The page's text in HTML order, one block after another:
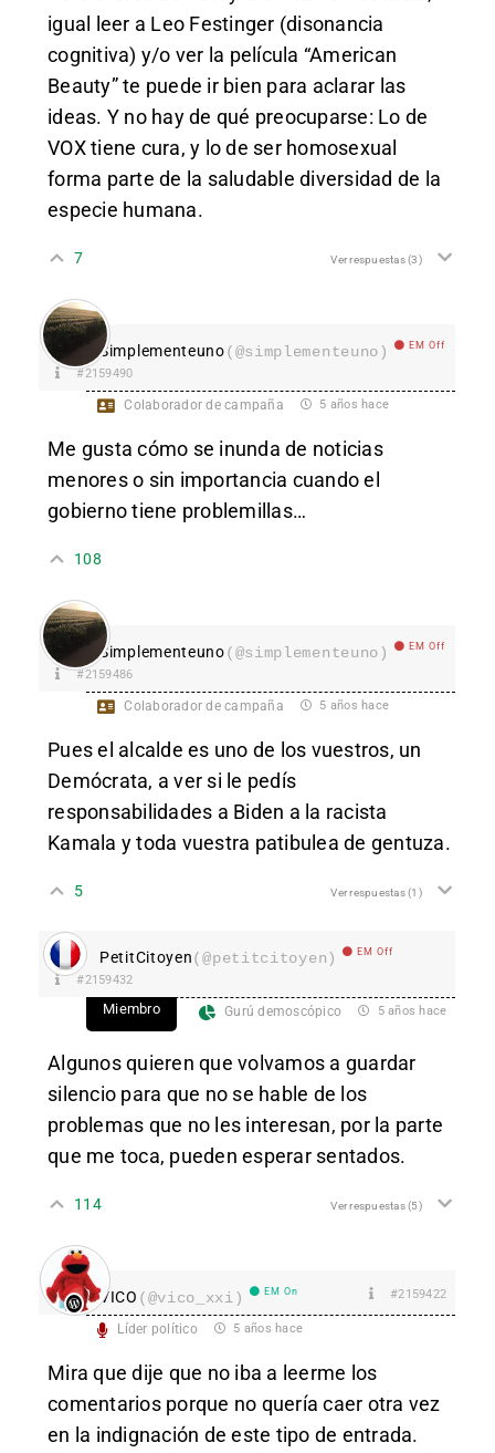
igual leer a Leo Festinger (disonancia
cognitiva) y/o ver la película “American
Beauty” te puede ir bien para aclarar las
ideas. Y no hay de qué preocuparse: Lo de
VOX tiene cura, y lo de ser homosexual
forma parte de la saludable diversidad de la
especie humana.
7 Ver respuestas(3)
Simplementeuno(@simplementeuno) EM Off
#2159490
Colaborador de campaña 5 años hace
Me gusta cómo se inunda de noticias
menores o sin importancia cuando el
gobierno tiene problemillas…
108
Simplementeuno(@simplementeuno) EM Off
#2159486
Colaborador de campaña 5 años hace
Pues el alcalde es uno de los vuestros, un
Demócrata, a ver si le pedís
responsabilidades a Biden a la racista
Kamala y toda vuestra patibulea de gentuza.
5 Ver respuestas(1)
PetitCitoyen(@petitcitoyen) EM Off
#2159432
Miembro Gurú demoscópico 5 años hace
Algunos quieren que volvamos a guardar
silencio para que no se hable de los
problemas que no les interesan, por la parte
que me toca, pueden esperar sentados.
114 Ver respuestas(5)
VICO (@vico_xxi) EM On #2159422
Líder político 5 años hace
Mira que dije que no iba a leerme los
comentarios porque no quería caer otra vez
en la indignación de este tipo de entrada.